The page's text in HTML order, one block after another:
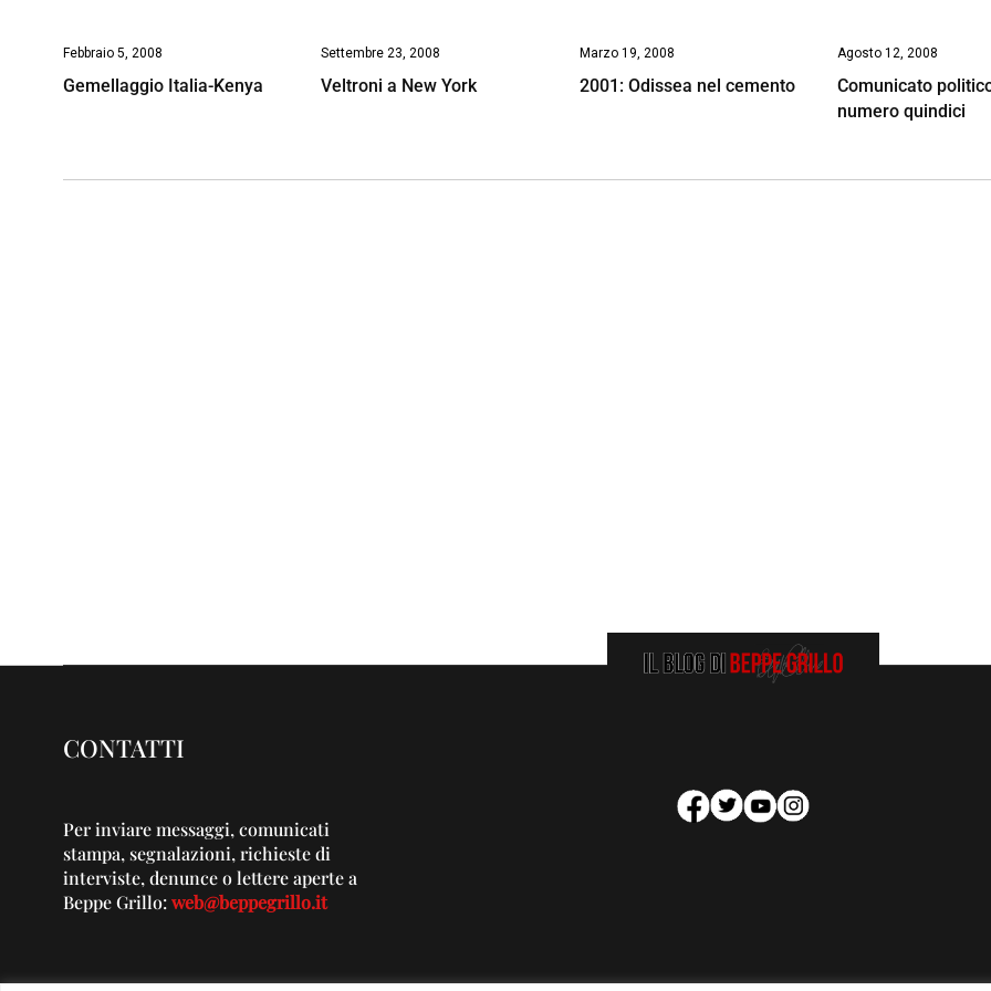
Febbraio 5, 2008
Gemellaggio Italia-Kenya
Settembre 23, 2008
Veltroni a New York
Marzo 19, 2008
2001: Odissea nel cemento
Agosto 12, 2008
Comunicato
numero quindici
CONTATTI
Per inviare messaggi, comunicati
stampa, segnalazioni, richieste di
interviste, denunce o lettere aperte a
Beppe Grillo:web@beppegrillo.it